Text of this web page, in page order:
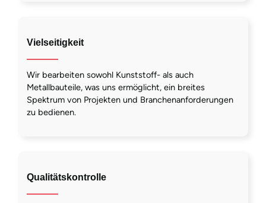
Vielseitigkeit
Wir bearbeiten sowohl Kunststoff- als auch
Metallbauteile, was uns ermöglicht, ein breites
Spektrum von Projekten und Branchenanforderungen
zu bedienen.
Qualitätskontrolle